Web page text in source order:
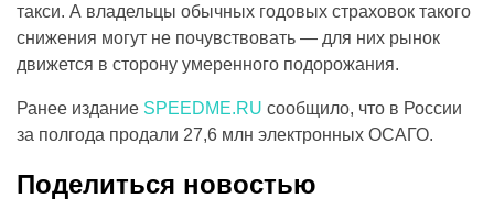
такси. А владельцы обычных годовых страховок такого
снижения могут не почувствовать — для них рынок
движется в сторону умеренного подорожания.
Ранее издание SPEEDME.RU сообщило, что в России
за полгода продали 27,6 млн электронных ОСАГО.
Поделиться новостью